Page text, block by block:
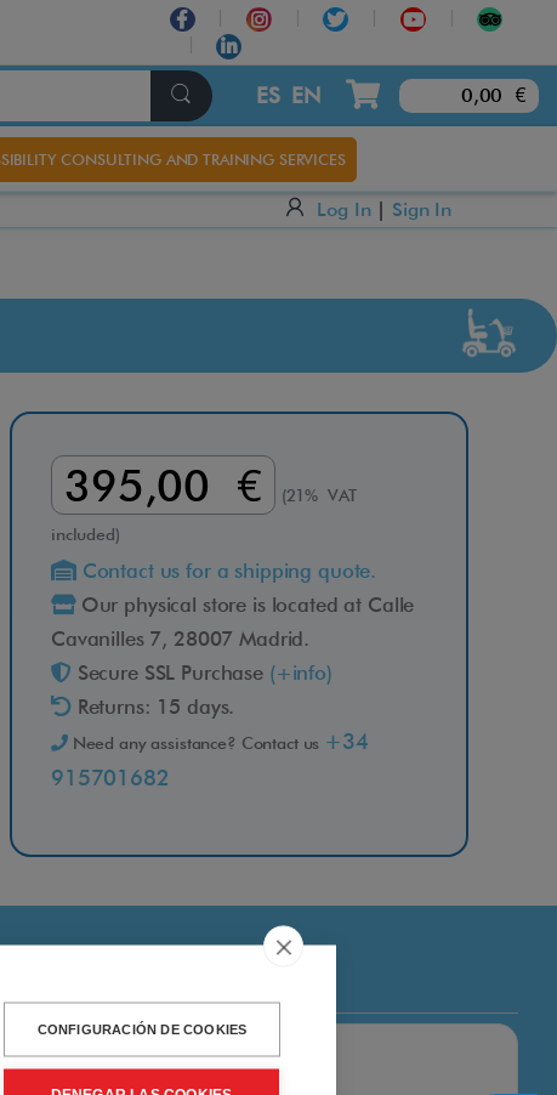
ES EN 0,00 €
CONSULTING AND TRAINING SERVICES
Log In | Sign In
395,00 €
(21% VAT
included)
Contact us for a shipping quote.
Our physical store is located at Calle
Cavanilles 7, 28007 Madrid.
Secure SSL Purchase (+info)
Returns: 15 days.
Need any assistance? Contact us +34
915701682
CONFIGURACIÓN DE COOKIES